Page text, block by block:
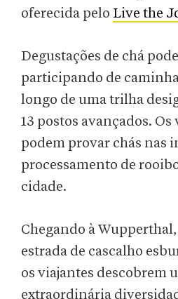
oferecida pelo Live the
Degustações de chá
participando de
longo de uma trilha
13 postos avançados.
podem provar chás nas
processamento de
cidade.
Chegando à
estrada de cascalho
os viajantes descobrem
extraordinária